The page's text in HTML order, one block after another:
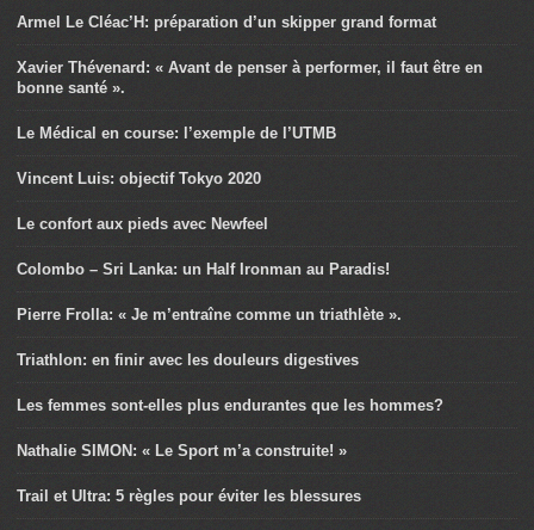
Armel Le Cléac’H: préparation d’un skipper grand format
Xavier Thévenard: « Avant de penser à performer, il faut être en
bonne santé ».
Le Médical en course: l’exemple de l’UTMB
Vincent Luis: objectif Tokyo 2020
Le confort aux pieds avec Newfeel
Colombo – Sri Lanka: un Half Ironman au Paradis!
Pierre Frolla: « Je m’entraîne comme un triathlète ».
Triathlon: en finir avec les douleurs digestives
Les femmes sont-elles plus endurantes que les hommes?
Nathalie SIMON: « Le Sport m’a construite! »
Trail et Ultra: 5 règles pour éviter les blessures